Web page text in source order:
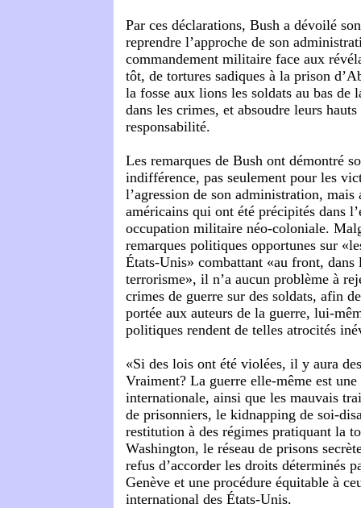
Par ces déclarations, Bush a dévoilé
reprendre l’approche de son
commandement militaire face aux
tôt, de tortures sadiques à la prison
la fosse aux lions les soldats au bas de
dans les crimes, et absoudre leurs
responsabilité.
Les remarques de Bush ont démontré
indifférence, pas seulement pour les
l’agression de son administration, mais
américains qui ont été précipités dans
occupation militaire néo-coloniale.
remarques politiques opportunes sur
États-Unis» combattant «au front, dans
terrorisme», il n’a aucun problème à
crimes de guerre sur des soldats, afin
portée aux auteurs de la guerre, lui-
politiques rendent de telles atrocités
«Si des lois ont été violées, il y aura
Vraiment? La guerre elle-même est
internationale, ainsi que les mauvais
de prisonniers, le kidnapping de soi-
restitution à des régimes pratiquant la
Washington, le réseau de prisons
refus d’accorder les droits déterminés
Genève et une procédure équitable à
international des États-Unis.